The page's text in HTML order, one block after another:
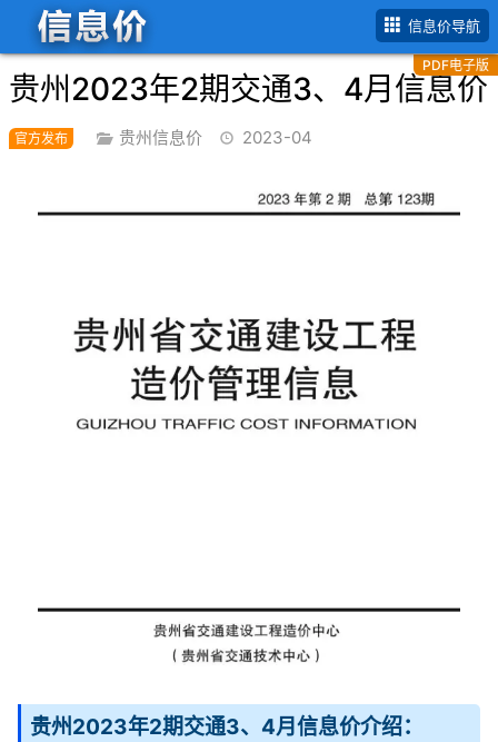
信息价导航
首页 贵州省 4月(第2期)信息价
贵州2023年2期交通3、4月信息价
PDF电子版
贵州信息价 2023-04
贵州2023年2期交通3、4月信息价介绍：